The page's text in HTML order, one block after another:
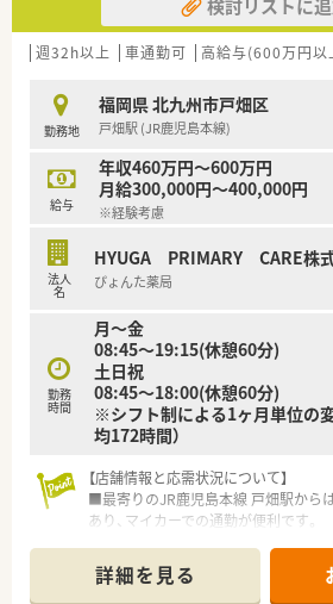
補の急募であり、管理経験をお持ちの
■地域医療への貢献に積極的であり、
係構築にもフットワーク軽く取り組
などに活かすことができるため、歓迎
【法人特徴について】
■北九州エリアを中心に複数店舗を展
た質の高い医療サービスを提供してい
■経営者ご自身も薬剤師として現場を
員の就業環境や条件面に対して細や
■社内の風通しが良くアットホームな
年以上勤務されている方もいるなど定
【想定されるキャリアイメージ】
■ご入社後は半年から1年ほどをかけ
いただき、段階的に管理職へとステッ
■店舗管理に留まらず、経営者の右腕
の展開など、より上流のマネジメン
■将来的な独立を希望される方への支
す。
検討リストに追
週32h以上 車通勤可 高給与(600万円以
勤務地
福岡県 北九州市戸畑区
戸畑駅 (JR鹿児島本線)
給与
年収460万円～600万円
月給300,000円～400,000円
※経験考慮
法人
名
HYUGA PRIMARY CARE株
ぴょんた薬局
勤務
時間
月～金
08:45～19:15(休憩60分)
土日祝
08:45～18:00(休憩60分)
※シフト制による1ヶ月単位の
均172時間）
【店舗情報と応需状況について】
■最寄りのJR鹿児島本線 戸畑駅から
あり、マイカーでの通勤が便利です。
から45枚ほどの処方箋を受け付けて
■薬剤師は常時1～2名体制、事務スタ
詳細を見る